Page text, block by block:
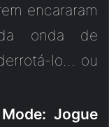
encararam
onda de
lo… ou
Jogue